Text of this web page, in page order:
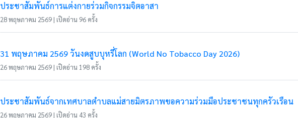
ประชาสัมพันธ์การแต่งกายร่วมกิจกรรมจิตอาสา
28 พฤษภาคม 2569 | เปิดอ่าน 96 ครั้ง
31 พฤษภาคม 2569 วันงดสูบบุหรี่โลก (World No Tobacco Day 2026)
26 พฤษภาคม 2569 | เปิดอ่าน 198 ครั้ง
ประชาสัมพันธ์จากเทศบาลตำบลแม่สายมิตรภาพขอความร่วมมือประชาชนทุกครัวเรือน
26 พฤษภาคม 2569 | เปิดอ่าน 43 ครั้ง